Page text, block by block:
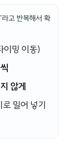
고 반복해서 확
이밍 이동)
않게
밀어 넣기